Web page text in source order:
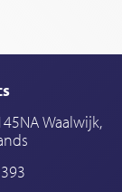
Waalwijk,